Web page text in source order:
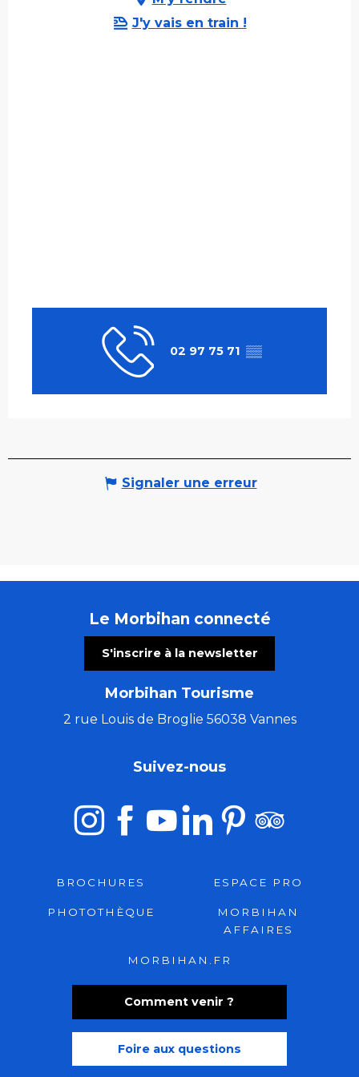
J'y vais en train !
02 97 75 71 ▒▒
Signaler une erreur
Le Morbihan connecté
S'inscrire à la newsletter
Morbihan Tourisme
2 rue Louis de Broglie 56038 Vannes
Comment venir ?
Foire aux questions
Suivez-nous
BROCHURES ESPACE PRO
PHOTOTHÈQUE
MORBIHAN
AFFAIRES
MORBIHAN.FR